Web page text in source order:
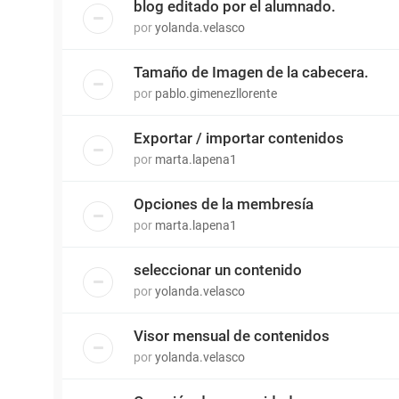
blog editado por el alumnado.
poryolanda.velasco
Tamaño de Imagen de la cabecera.
por pablo.gimenezllorente
Exportar / importar contenidos
por marta.lapena1
Opciones de la membresía
por marta.lapena1
seleccionar un contenido
poryolanda.velasco
Visor mensual de contenidos
poryolanda.velasco